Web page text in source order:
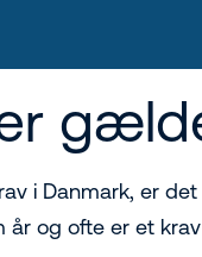
i Danmark, er
år og ofte er et